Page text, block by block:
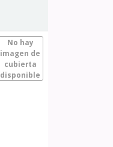
No hay
imagen de
cubierta
disponible